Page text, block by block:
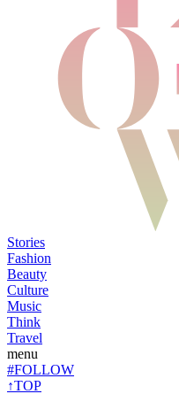
Stories
Fashion
Beauty
Culture
Music
Think
Travel
menu
#FOLLOW
↑TOP